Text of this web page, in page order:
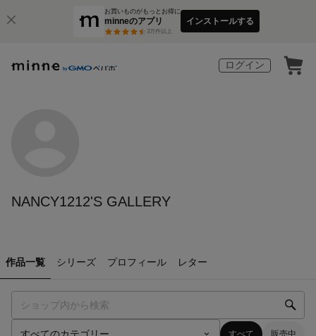
お買いものがもっとお得に
minneのアプリ
3万件以上
インストールする
ログイン
NANCY1212'S GALLERY
作品一覧 シリーズ プロフィール レター
すべて 販売中